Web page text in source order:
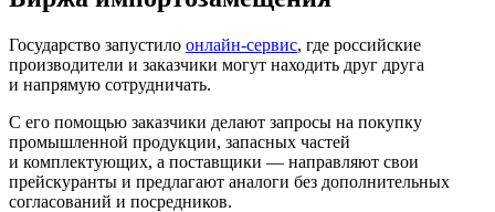
Государство запустило онлайн-сервис, где российские
производители и заказчики могут находить друг друга
и напрямую сотрудничать.
С его помощью заказчики делают запросы на покупку
промышленной продукции, запасных частей
и комплектующих, а поставщики — направляют свои
прейскуранты и предлагают аналоги без дополнительных
согласований и посредников.